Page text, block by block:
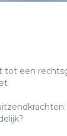
tot een